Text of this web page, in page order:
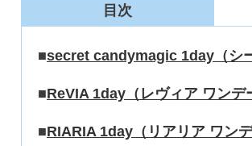
目次
secret candymagic 1day（シ
ReVIA 1day（レヴィア ワンデ
RIARIA 1day（リアリア ワン